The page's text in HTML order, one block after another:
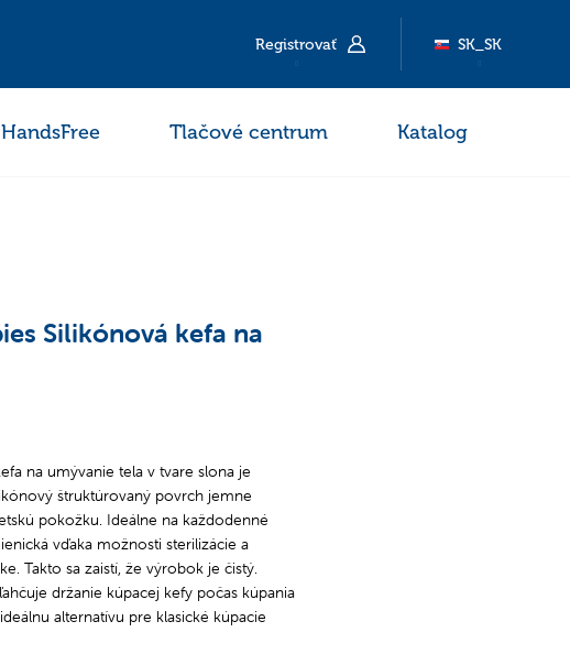
Registrovať SK_SK
Tlačové centrum Katalog
Silikónová kefa na
na umývanie tela v tvare slona je
štruktúrovaný povrch jemne
pokožku. Ideálne na každodenné
vďaka možnosti sterilizácie a
Takto sa zaistí, že výrobok je čistý.
držanie kúpacej kefy počas kúpania
alternatívu pre klasické kúpacie